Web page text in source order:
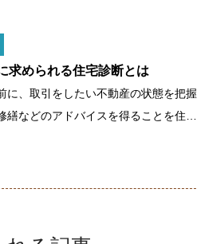
求められる住宅診断とは
に、取引をしたい不動産の状態を把握
繕などのアドバイスを得ることを住…